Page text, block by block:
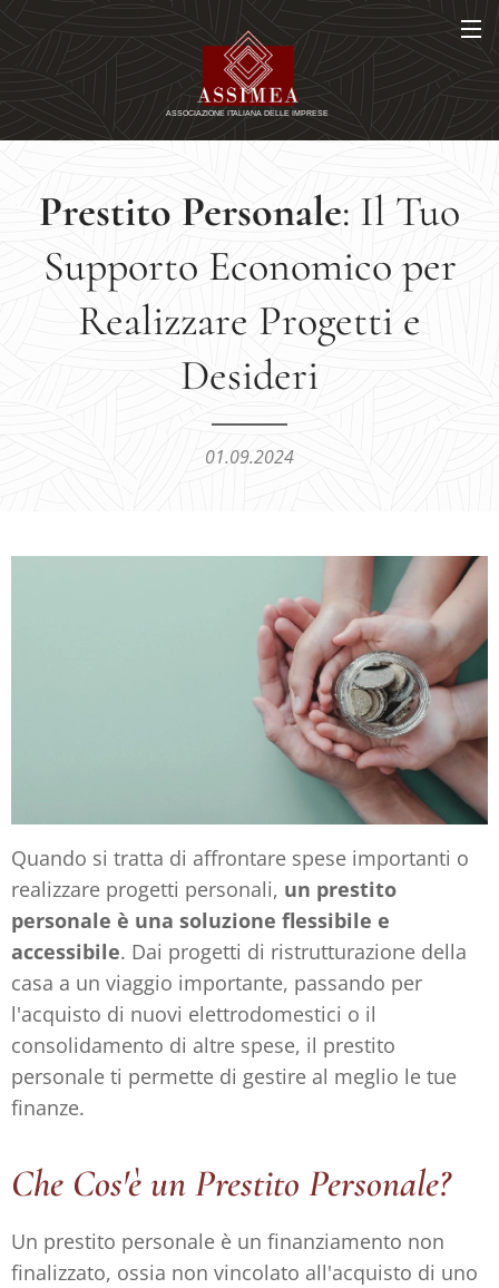
Prestito Personale: Il Tuo
Supporto Economico per
Realizzare Progetti e
Desideri
01.09.2024
Quando si tratta di affrontare spese importanti o
realizzare progetti personali, un prestito
personale è una soluzione flessibile e
accessibile. Dai progetti di ristrutturazione della
casa a un viaggio importante, passando per
l'acquisto di nuovi elettrodomestici o il
consolidamento di altre spese, il prestito
personale ti permette di gestire al meglio le tue
finanze.
Che Cos'è un Prestito Personale?
Un prestito personale è un finanziamento non
finalizzato, ossia non vincolato all'acquisto di uno